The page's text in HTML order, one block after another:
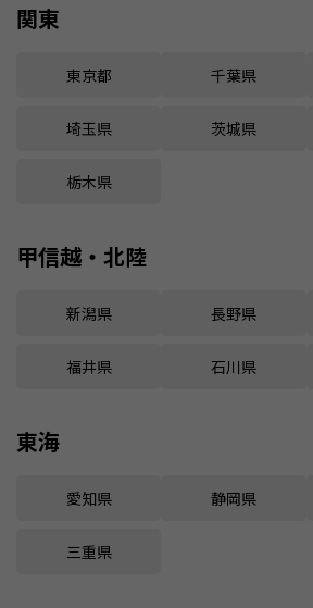
関東
東京都 千葉県
埼玉県 茨城県
栃木県
甲信越・北陸
新潟県 長野県
福井県 石川県
東海
愛知県 静岡県
三重県